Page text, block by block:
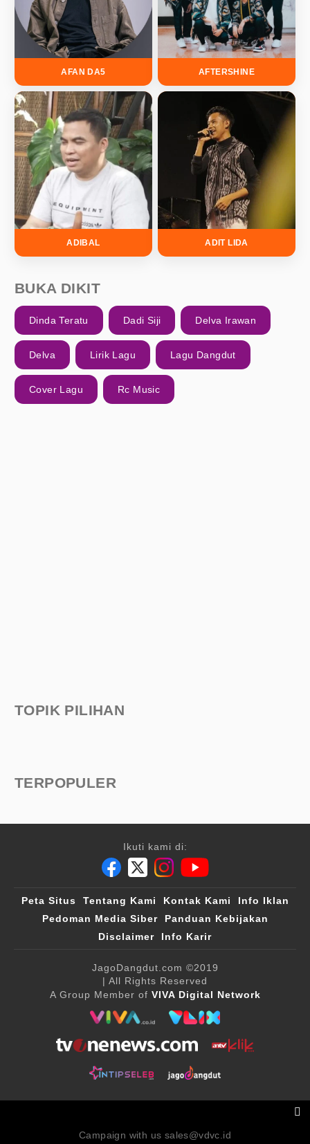
AFAN DA5 AFTERSHINE
ADIBAL ADIT LIDA
BUKA DIKIT
Dinda Teratu Dadi Siji Delva Irawan
Delva Lirik Lagu Lagu Dangdut
Cover Lagu Rc Music
TOPIK PILIHAN
TERPOPULER
Ikuti kami di:
Peta Situs Tentang Kami Kontak Kami
Info Iklan
Pedoman Media Siber
Panduan Kebijakan
Disclaimer
Info Karir
JagoDangdut.com ©2019
| All Rights Reserved
A Group Member of VIVA Digital Network
